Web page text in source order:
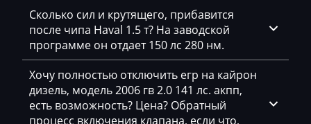
Cupra
Dacia
Daewoo
DAF
Daihatsu
Сколько сил и крутящего, прибавится
после чипа Haval 1.5 т? На заводской
программе он отдает 150 лс 280 нм.
Хочу полностью отключить егр на кайрон
дизель, модель 2006 гв 2.0 141 лс. акпп,
есть возможность? Цена? Обратный
процесс включения клапана, если что,